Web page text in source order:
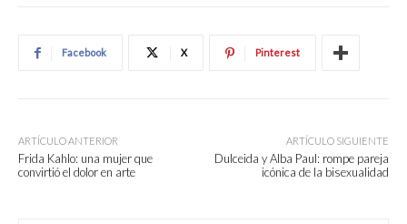
Facebook X Pinterest
ARTÍCULO ANTERIOR
Frida Kahlo: una mujer que
convirtió el dolor en arte
ARTÍCULO SIGUIENTE
Dulceida y Alba Paul: rompe pareja
icónica de la bisexualidad